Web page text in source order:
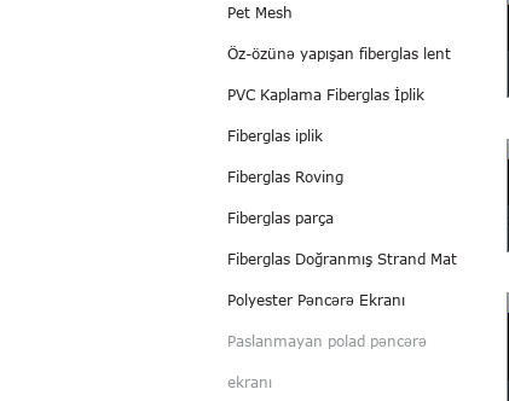
Pet Mesh
Öz-özünə yapışan fiberglas lent
PVC Kaplama Fiberglas İplik
Fiberglas iplik
Fiberglas Roving
Fiberglas parça
Fiberglas Doğranmış Strand Mat
Polyester Pəncərə Ekranı
Paslanmayan polad pəncərə
ekranı